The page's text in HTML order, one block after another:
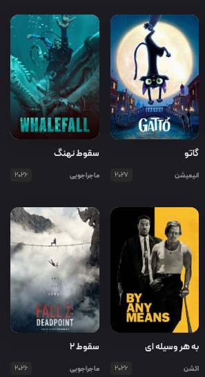
گاتو
انیمیشن 2027
سقوط نهنگ
ماجراجویی 2026
به هر وسیله ای
اکشن 2026
سقوط ۲
ماجراجویی 2026